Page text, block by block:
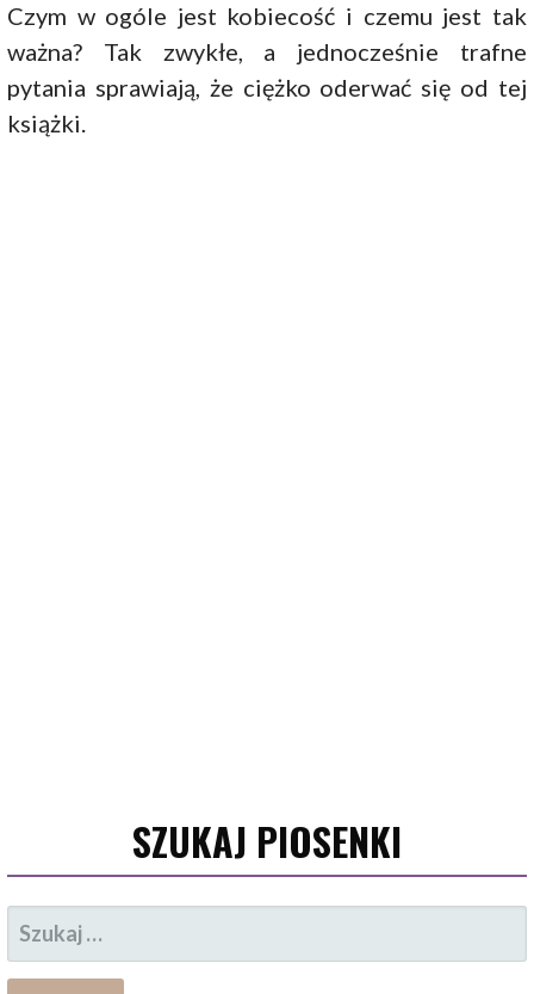
Czym w ogóle jest kobiecość i czemu jest tak
ważna? Tak zwykłe, a jednocześnie trafne
pytania sprawiają, że ciężko oderwać się od tej
książki.
SZUKAJ PIOSENKI
SZUKAJ: